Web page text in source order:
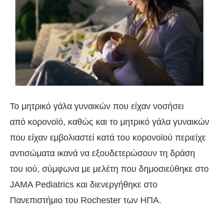
Το μητρικό γάλα γυναικών που είχαν νοσήσει
από κορονοϊό, καθώς και το μητρικό γάλα γυναικών
που είχαν εμβολιαστεί κατά του κορονοϊού περιείχε
αντισώματα ικανά να εξουδετερώσουν τη δράση
του ιού, σύμφωνα με μελέτη που δημοσιεύθηκε στο
JAMA Pediatrics και διενεργήθηκε στο
Πανεπιστήμιο του Rochester των ΗΠΑ.